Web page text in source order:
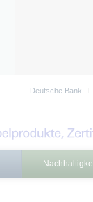
Deutsche Bank